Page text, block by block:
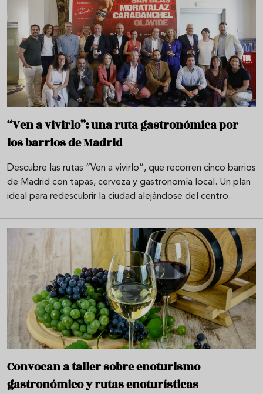
“Ven a vivirlo”: una ruta gastronómica por
los barrios de Madrid
Descubre las rutas “Ven a vivirlo”, que recorren cinco barrios
de Madrid con tapas, cerveza y gastronomía local. Un plan
ideal para redescubrir la ciudad alejándose del centro.
Convocan a taller sobre enoturismo
gastronómico y rutas enoturísticas